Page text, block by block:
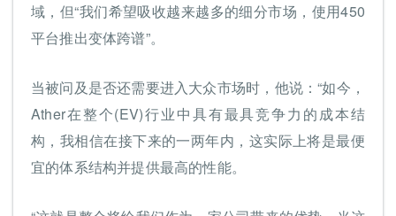
域，但“我们希望吸收越来越多的细分市场，使用450
平台推出变体跨谱”。
当被问及是否还需要进入大众市场时，他说：“如今，
Ather在整个(EV)行业中具有最具竞争力的成本结
构，我相信在接下来的一两年内，这实际上将是最便
宜的体系结构并提供最高的性能。